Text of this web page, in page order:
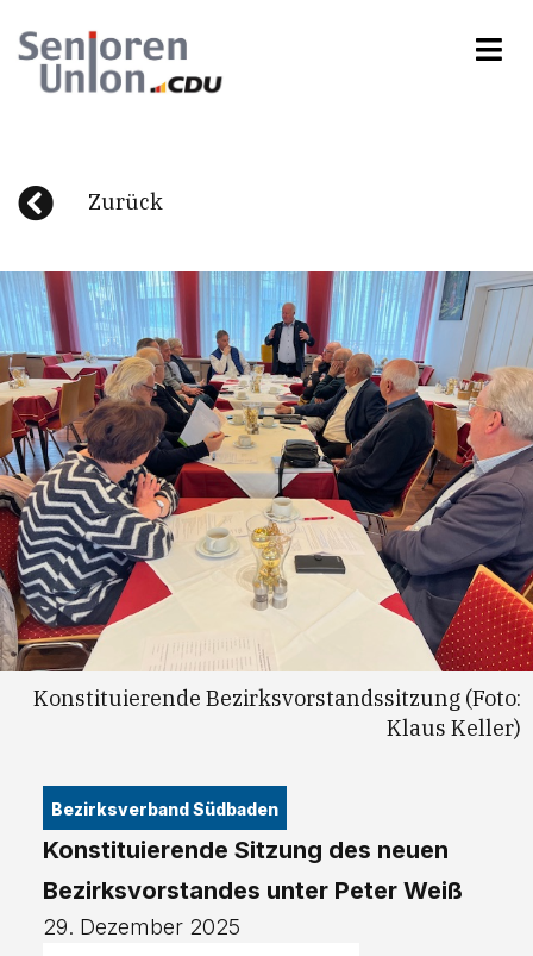
Zurück
Konstituierende Bezirksvorstandssitzung (Foto:
Klaus Keller)
Bezirksverband Südbaden
Konstituierende Sitzung des neuen
Bezirksvorstandes unter Peter Weiß
29. Dezember 2025